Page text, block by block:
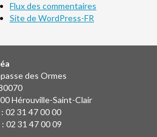
Flux des commentaires
Site de WordPress-FR
des Ormes
Hérouville-Saint-Clair
: 02 31 47 00 00
: 02 31 47 00 09